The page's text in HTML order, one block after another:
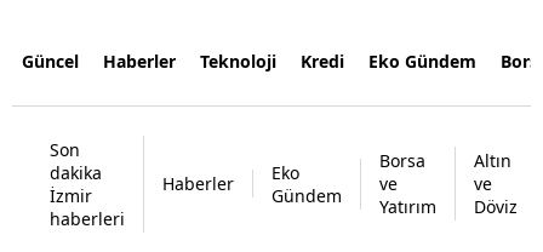
Güncel Haberler Teknoloji Kredi Eko Gündem
Son
dakika
İzmir
haberleri
Haberler
Eko
Gündem
Borsa
ve
Yatırım
Altın
ve
Döviz